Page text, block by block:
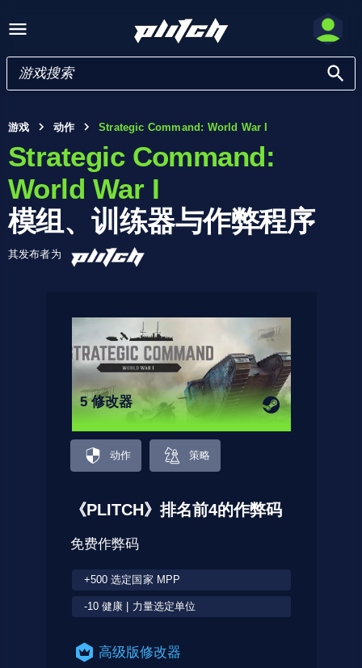
游戏 动作 Strategic Command: World War I
Strategic Command:
World War I
模组、训练器与作弊程序
其发布者为
5 修改器
动作 策略
《PLITCH》排名前4的作弊码
免费作弊码
+500 选定国家 MPP
-10 健康 | 力量选定单位
高级版修改器